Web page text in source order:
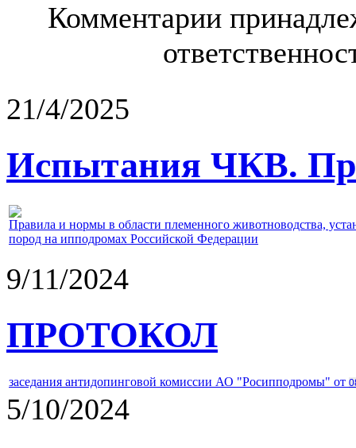
Комментарии
21/4/2025
Испытания ЧКВ.
Правила и нормы в области племенного животноводства,
пород на ипподромах Российской Федерации
9/11/2024
ПРОТОКОЛ
заседания антидопинговой комиссии АО "Росипподромы" от
5/10/2024